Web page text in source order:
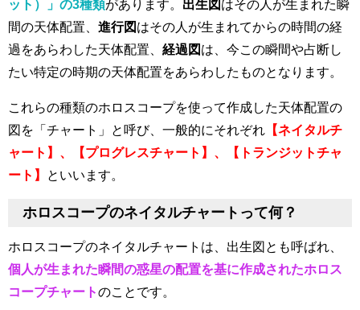
ット）」の3種類があります。 出生図 はその人が生まれた瞬
間の天体配置、 進行図 はその人が生まれてからの時間の経
過をあらわした天体配置、 経過図 は、今この瞬間や占断し
たい特定の時期の天体配置をあらわしたものとなります。
これらの種類のホロスコープを使って作成した天体配置の
図を「チャート」と呼び、一般的にそれぞれ
【ネイタルチ
ャート】、【プログレスチャート】、【トランジットチャ
ート】
といいます。
ホロスコープのネイタルチャートって何？
ホロスコープのネイタルチャートは、出生図とも呼ばれ、
個人が生まれた瞬間の惑星の配置を基に作成されたホロス
コープチャートのことです。